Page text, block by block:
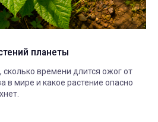
планеты
времени длится ожог от
в мире и какое растение опасно